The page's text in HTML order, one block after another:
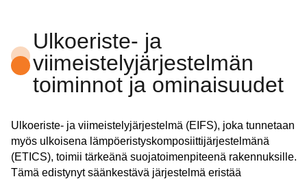
Ulkoeriste- ja
viimeistelyjärjestelmän
toiminnot ja ominaisuudet
Ulkoeriste- ja viimeistelyjärjestelmä (EIFS), joka tunnetaan
myös ulkoisena lämpöeristyskomposiittijärjestelmänä
(ETICS), toimii tärkeänä suojatoimenpiteenä rakennuksille.
Tämä edistynyt säänkestävä järjestelmä eristää